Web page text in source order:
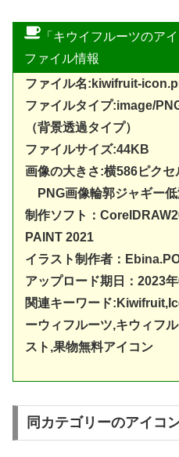
「キウイフルーツのア
ファイル情報
ファイル名:kiwifruit-
ファイルタイプ:image/
（背景透過タイプ）
ファイルサイズ:44KB
画像の大きさ:横586ピク
PNG画像輪郭ジャギー
制作ソフト：
PAINT 2021
イラスト制作者：
アップロード期日：2023
関連キーワード
ーウィフルーツ,キウィフ
スト,果物無料アイコン
同カテゴリーのアイコ